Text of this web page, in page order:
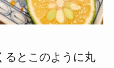
るとこのように丸